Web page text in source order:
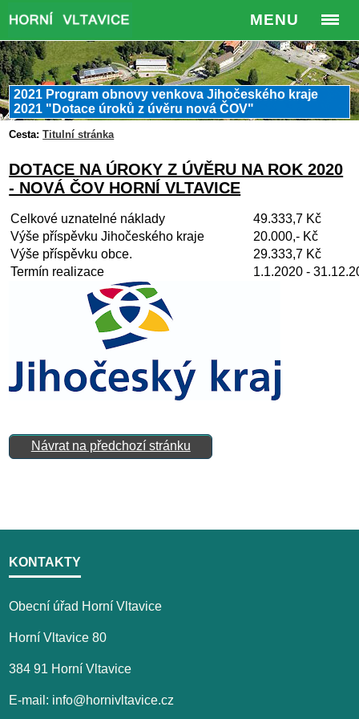
MENU
2021 Program obnovy venkova Jihočeského kraje
2021 "Dotace úroků z úvěru nová ČOV"
Cesta: Titulní stránka
DOTACE NA ÚROKY Z ÚVĚRU NA ROK 2020
- NOVÁ ČOV HORNÍ VLTAVICE
Celkové uznatelné náklady
49.333,7 Kč
Výše příspěvku Jihočeského kraje
20.000,- Kč
Výše příspěvku obce.
29.333,7 Kč
Termín realizace
1.1.2020 -
Návrat na předchozí stránku
KONTAKTY
Obecní úřad Horní Vltavice
Horní Vltavice 80
384 91 Horní Vltavice
E-mail: info@hornivltavice.cz